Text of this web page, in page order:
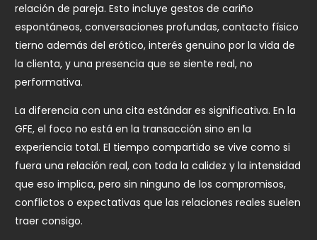
relación de pareja. Esto incluye gestos de cariño
espontáneos, conversaciones profundas, contacto físico
tierno además del erótico, interés genuino por la vida de
la clienta, y una presencia que se siente real, no
performativa.
La diferencia con una cita estándar es significativa. En la
GFE, el foco no está en la transacción sino en la
experiencia total. El tiempo compartido se vive como si
fuera una relación real, con toda la calidez y la intensidad
que eso implica, pero sin ninguno de los compromisos,
conflictos o expectativas que las relaciones reales suelen
traer consigo.